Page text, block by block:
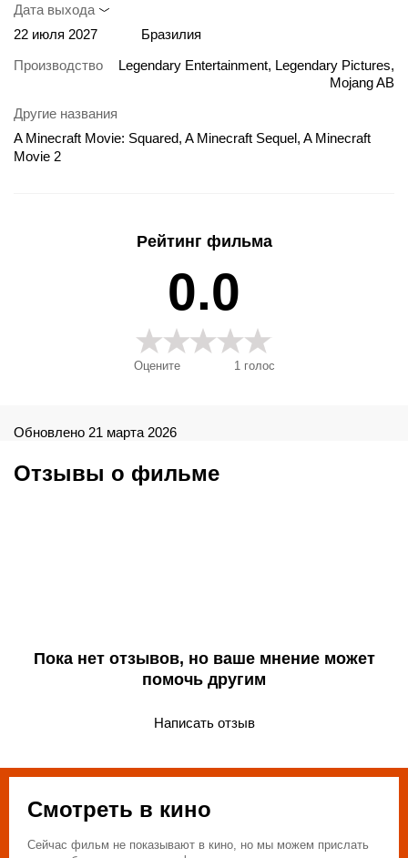
Дата выхода
22 июля 2027
Бразилия
Производство
Legendary Entertainment, Legendary Pictures,
Mojang AB
Другие названия
A Minecraft Movie: Squared, A Minecraft Sequel, A Minecraft
Movie 2
Рейтинг фильма
0.0
Оцените 1голос
Обновлено 21 марта 2026
Отзывы о фильме
Пока нет отзывов, но ваше мнение может
помочь другим
Написать отзыв
Смотреть в кино
Сейчас фильм не показывают в кино, но мы можем прислать